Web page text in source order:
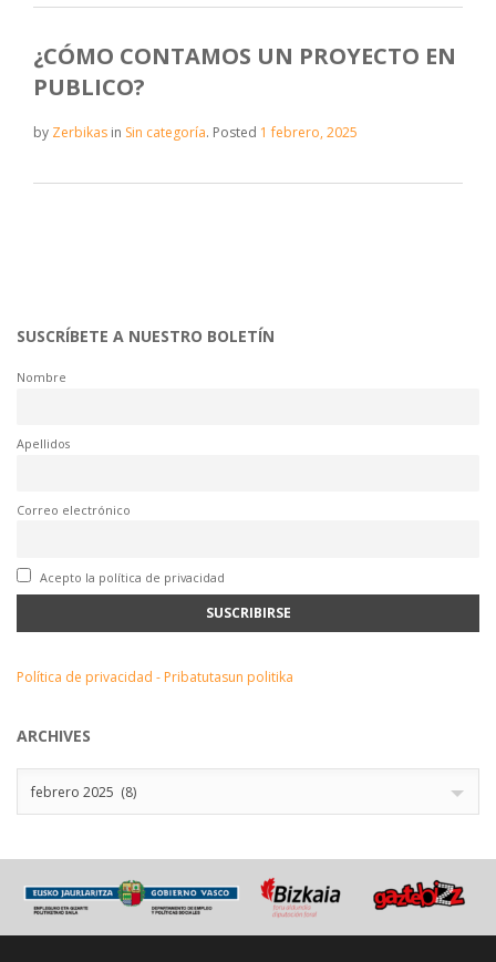
¿CÓMO CONTAMOS UN PROYECTO EN
PUBLICO?
by Zerbikas in Sin categoría. Posted 1 febrero, 2025
SUSCRÍBETE A NUESTRO BOLETÍN
Nombre
Apellidos
Correo electrónico
Acepto la política de privacidad
Política de privacidad - Pribatutasun politika
ARCHIVES
febrero 2025 (8)